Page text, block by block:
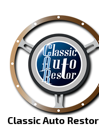
Classic Auto Restor